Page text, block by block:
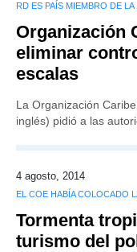
RD ES PAÍS MIEMBRO DE LA
Organización
eliminar
escalas
La Organización
inglés) pidió a las
4 agosto, 2014
EL COE HABÍA COLOCADO
Tormenta
turismo del